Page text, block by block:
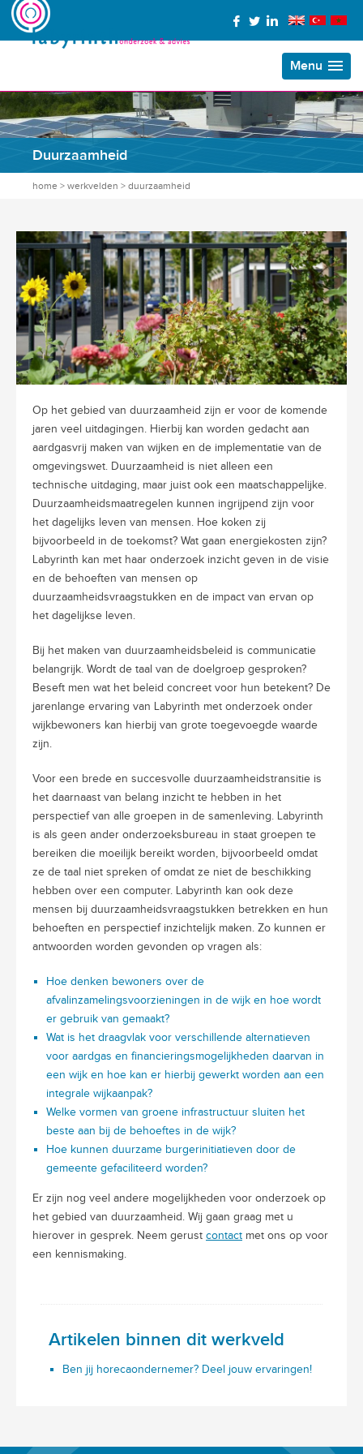
Menu
Duurzaamheid
home > werkvelden > duurzaamheid
Op het gebied van duurzaamheid zijn er voor de komende
jaren veel uitdagingen. Hierbij kan worden gedacht aan
aardgasvrij maken van wijken en de implementatie van de
omgevingswet. Duurzaamheid is niet alleen een
technische uitdaging, maar juist ook een maatschappelijke.
Duurzaamheidsmaatregelen kunnen ingrijpend zijn voor
het dagelijks leven van mensen. Hoe koken zij
bijvoorbeeld in de toekomst? Wat gaan energiekosten zijn?
Labyrinth kan met haar onderzoek inzicht geven in de visie
en de behoeften van mensen op
duurzaamheidsvraagstukken en de impact van ervan op
het dagelijkse leven.
Bij het maken van duurzaamheidsbeleid is communicatie
belangrijk. Wordt de taal van de doelgroep gesproken?
Beseft men wat het beleid concreet voor hun betekent? De
jarenlange ervaring van Labyrinth met onderzoek onder
wijkbewoners kan hierbij van grote toegevoegde waarde
zijn.
Voor een brede en succesvolle duurzaamheidstransitie is
het daarnaast van belang inzicht te hebben in het
perspectief van alle groepen in de samenleving. Labyrinth
is als geen ander onderzoeksbureau in staat groepen te
bereiken die moeilijk bereikt worden, bijvoorbeeld omdat
ze de taal niet spreken of omdat ze niet de beschikking
hebben over een computer. Labyrinth kan ook deze
mensen bij duurzaamheidsvraagstukken betrekken en hun
behoeften en perspectief inzichtelijk maken. Zo kunnen er
antwoorden worden gevonden op vragen als:
Hoe denken bewoners over de
afvalinzamelingsvoorzieningen in de wijk en hoe wordt
er gebruik van gemaakt?
Wat is het draagvlak voor verschillende alternatieven
voor aardgas en financieringsmogelijkheden daarvan in
een wijk en hoe kan er hierbij gewerkt worden aan een
integrale wijkaanpak?
Welke vormen van groene infrastructuur sluiten het
beste aan bij de behoeftes in de wijk?
Hoe kunnen duurzame burgerinitiatieven door de
gemeente gefaciliteerd worden?
Er zijn nog veel andere mogelijkheden voor onderzoek op
het gebied van duurzaamheid. Wij gaan graag met u
hierover in gesprek. Neem gerust contact met ons op voor
een kennismaking.
Artikelen binnen dit werkveld
Ben jij horecaondernemer? Deel jouw ervaringen!